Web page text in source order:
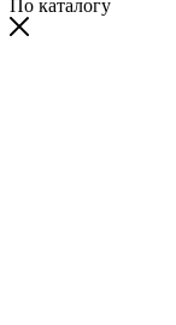
По каталогу